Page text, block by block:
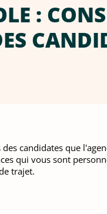
:
candidates que
qui vous sont
trajet.